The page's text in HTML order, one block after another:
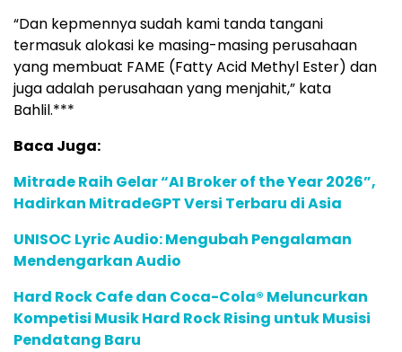
“Dan kepmennya sudah kami tanda tangani
termasuk alokasi ke masing-masing perusahaan
yang membuat FAME (Fatty Acid Methyl Ester) dan
juga adalah perusahaan yang menjahit,” kata
Bahlil.***
Baca Juga:
Mitrade Raih Gelar “AI Broker of the Year 2026”,
Hadirkan MitradeGPT Versi Terbaru di Asia
UNISOC Lyric Audio: Mengubah Pengalaman
Mendengarkan Audio
Hard Rock Cafe dan Coca-Cola® Meluncurkan
Kompetisi Musik Hard Rock Rising untuk Musisi
Pendatang Baru